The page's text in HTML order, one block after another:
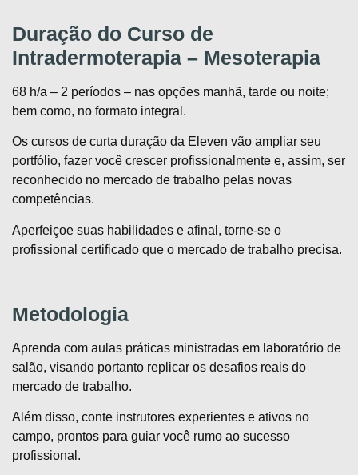
Duração do Curso de
Intradermoterapia – Mesoterapia
68 h/a – 2 períodos – nas opções manhã, tarde ou noite;
bem como, no formato integral.
Os cursos de curta duração da Eleven vão ampliar seu
portfólio, fazer você crescer profissionalmente e, assim, ser
reconhecido no mercado de trabalho pelas novas
competências.
Aperfeiçoe suas habilidades e afinal, torne-se o
profissional certificado que o mercado de trabalho precisa.
Metodologia
Aprenda com aulas práticas ministradas em laboratório de
salão, visando portanto replicar os desafios reais do
mercado de trabalho.
Além disso, conte instrutores experientes e ativos no
campo, prontos para guiar você rumo ao sucesso
profissional.